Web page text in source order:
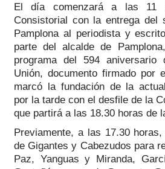
El día comenzará a las 11
Consistorial con la entrega del
Pamplona al periodista y
parte del alcalde de
programa del 594
Unión, documento firmado por
marcó la fundación de la
por la tarde con el desfile de la
que partirá a las 18.30 horas de
Previamente, a las 17.30
de Gigantes y Cabezudos para
Paz, Yanguas y Miranda,